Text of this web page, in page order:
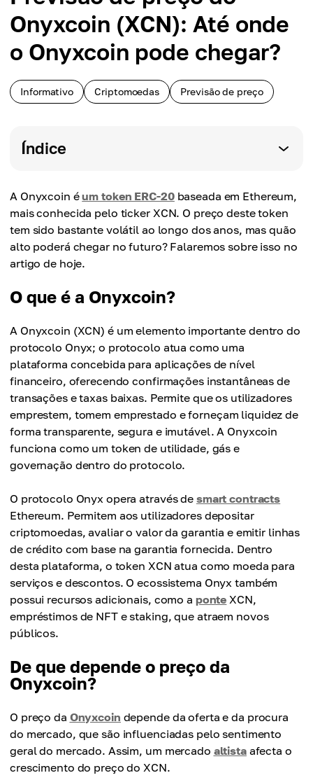
Onyxcoin (XCN): Até onde
o Onyxcoin pode chegar?
Informativo Criptomoedas Previsão de preço
Índice
A Onyxcoin éum token ERC-20baseada em Ethereum,
mais conhecida pelo ticker XCN. O preço deste token
tem sido bastante volátil ao longo dos anos, mas quão
alto poderá chegar no futuro? Falaremos sobre isso no
artigo de hoje.
O que é a Onyxcoin?
A Onyxcoin (XCN) é um elemento importante dentro do
protocolo Onyx; o protocolo atua como uma
plataforma concebida para aplicações de nível
financeiro, oferecendo confirmações instantâneas de
transações e taxas baixas. Permite que os utilizadores
emprestem, tomem emprestado e forneçam liquidez de
forma transparente, segura e imutável. A Onyxcoin
funciona como um token de utilidade, gás e
governação dentro do protocolo.
O protocolo Onyx opera através de smart contracts
Ethereum. Permitem aos utilizadores depositar
criptomoedas, avaliar o valor da garantia e emitir linhas
de crédito com base na garantia fornecida. Dentro
desta plataforma, o token XCN atua como moeda para
serviços e descontos. O ecossistema Onyx também
possui recursos adicionais, como a ponte XCN,
empréstimos de NFT e staking, que atraem novos
públicos.
De que depende o preço da
Onyxcoin?
O preço da Onyxcoin depende da oferta e da procura
do mercado, que são influenciadas pelo sentimento
geral do mercado. Assim, um mercado altistaafecta o
crescimento do preço do XCN.